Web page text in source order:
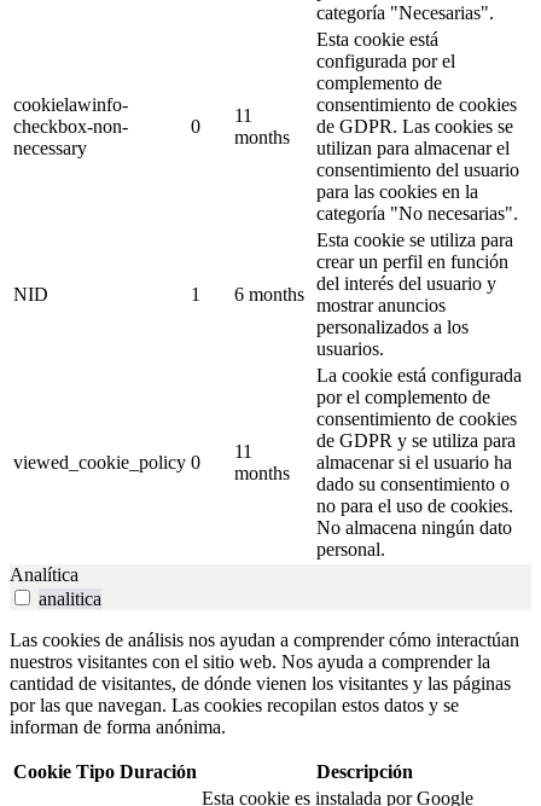
categoría "Necesarias".
cookielawinfo-
checkbox-non-
necessary
0
11
months
Esta cookie está
configurada por el
complemento de
consentimiento de cookies
de GDPR. Las cookies se
utilizan para almacenar el
consentimiento del usuario
para las cookies en la
categoría "No necesarias".
NID 1 6 months
Esta cookie se utiliza para
crear un perfil en función
del interés del usuario y
mostrar anuncios
personalizados a los
usuarios.
viewed_cookie_policy 0
11
months
La cookie está configurada
por el complemento de
consentimiento de cookies
de GDPR y se utiliza para
almacenar si el usuario ha
dado su consentimiento o
no para el uso de cookies.
No almacena ningún dato
personal.
Analítica
analitica
Las cookies de análisis nos ayudan a comprender cómo interactúan
nuestros visitantes con el sitio web. Nos ayuda a comprender la
cantidad de visitantes, de dónde vienen los visitantes y las páginas
por las que navegan. Las cookies recopilan estos datos y se
informan de forma anónima.
Cookie Tipo Duración Descripción
Esta cookie es instalada por Google